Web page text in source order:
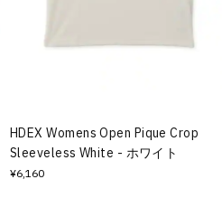
HDEX Womens Open Pique Crop
Sleeveless White - ホワイト
¥6,160